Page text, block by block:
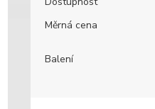
Měrná cena
Balení